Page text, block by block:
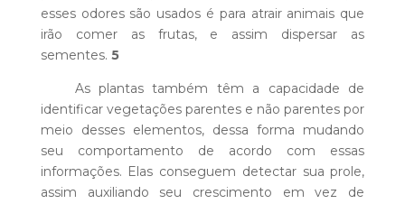
esses odores são usados é para atrair animais que
irão comer as frutas, e assim dispersar as
sementes. 5
As plantas também têm a capacidade de
identificar vegetações parentes e não parentes por
meio desses elementos, dessa forma mudando
seu comportamento de acordo com essas
informações. Elas conseguem detectar sua prole,
assim auxiliando seu crescimento em vez de